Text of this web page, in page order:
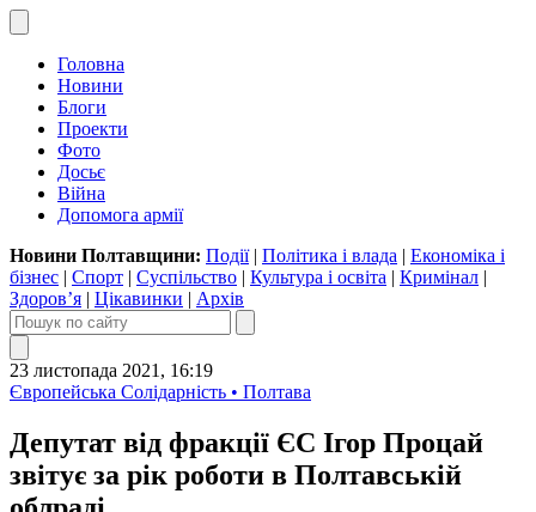
Головна
Новини
Блоги
Проекти
Фото
Досьє
Війна
Допомога армії
Новини Полтавщини: Події| Політика і влада | Економіка і
бізнес | Спорт | Суспільство | Культура і освіта | Кримінал |
Здоров’я | Цікавинки | Архів
23 листопада 2021, 16:19
Європейська Солідарність • Полтава
Депутат від фракції ЄС Ігор Процай
звітує за рік роботи в Полтавській